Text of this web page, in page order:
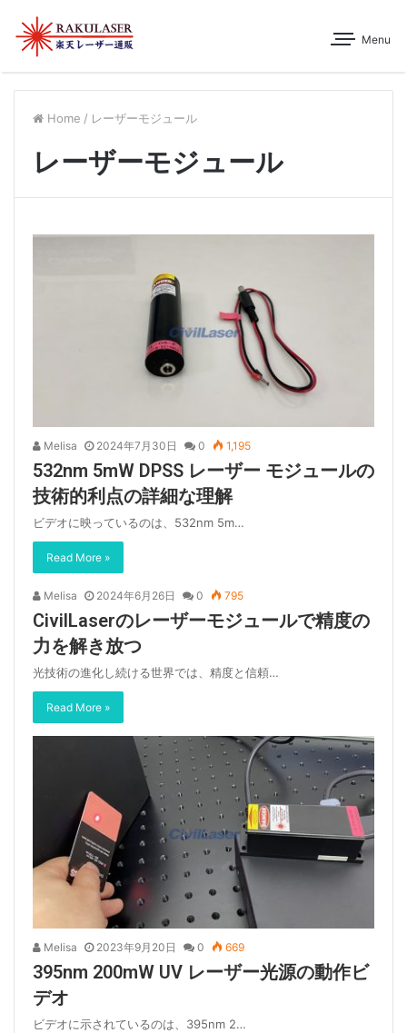
Menu
Home / レーザーモジュール
レーザーモジュール
Melisa 2024年7月30日 0 1,195
532nm 5mW DPSS レーザー モジュールの
技術的利点の詳細な理解
ビデオに映っているのは、532nm 5m…
Read More »
Melisa 2024年6月26日 0 795
CivilLaserのレーザーモジュールで精度の
力を解き放つ
光技術の進化し続ける世界では、精度と信頼…
Read More »
Melisa 2023年9月20日 0 669
395nm 200mW UV レーザー光源の動作ビ
デオ
ビデオに示されているのは、395nm 2…